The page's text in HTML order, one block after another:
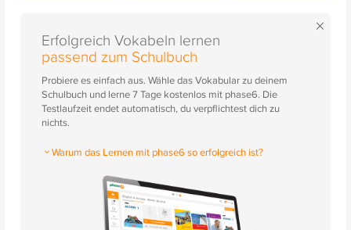
×
Erfolgreich Vokabeln lernen
passend zum Schulbuch
Probiere es einfach aus. Wähle das Vokabular zu deinem
Schulbuch und lerne 7 Tage kostenlos mit phase6. Die
Testlaufzeit endet automatisch, du verpflichtest dich zu
nichts.
Warum das Lernen mit phase6 so erfolgreich ist?